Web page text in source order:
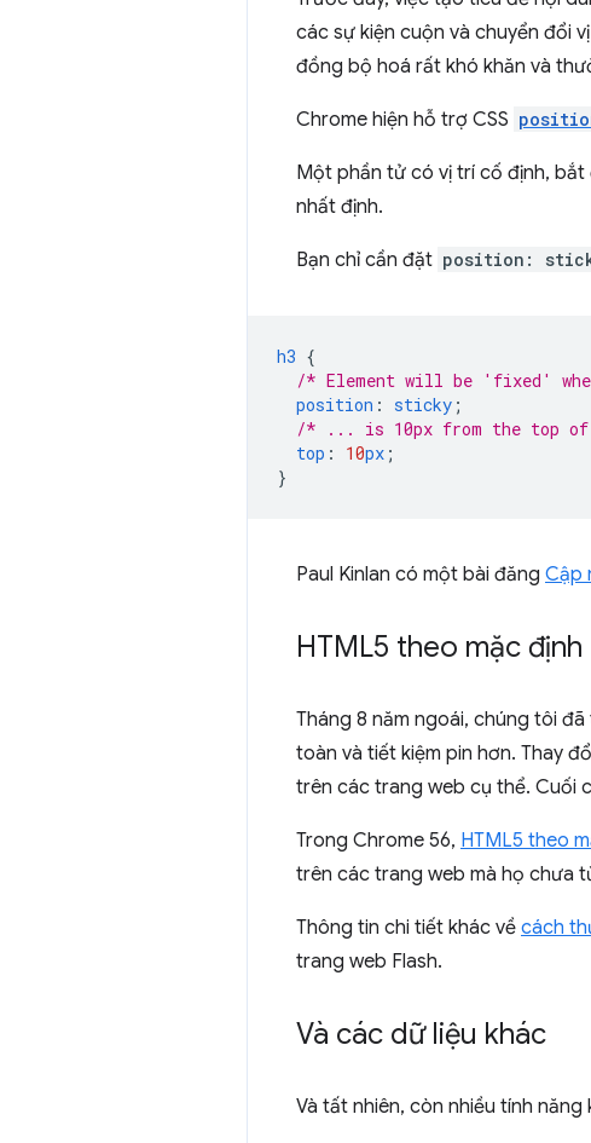
các sự kiện cuộn và chuyển đổi
đồng bộ hoá rất khó khăn và
Chrome hiện hỗ trợ CSS
Một phần tử có vị trí cố định,
nhất định.
Bạn chỉ cần đặt position:
h3 {
/* Element will be 'fixed'
position : sticky ;
/* ... is 10px from the top
top : 10px ;
}
Paul Kinlan có một bài đăng Cập
HTML5 theo mặc định
Tháng 8 năm ngoái, chúng tôi
toàn và tiết kiệm pin hơn. Thay
trên các trang web cụ thể. Cuối
Trong Chrome 56, HTML5 theo
trên các trang web mà họ chưa
Thông tin chi tiết khác về cách
trang web Flash.
Và các dữ liệu khác
Và tất nhiên, còn nhiều tính năng